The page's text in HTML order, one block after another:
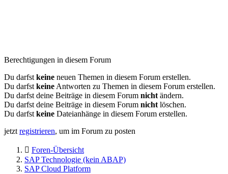
Berechtigungen in diesem Forum
Du darfst keine neuen Themen in diesem Forum erstellen.
Du darfst keine Antworten zu Themen in diesem Forum erstellen.
Du darfst deine Beiträge in diesem Forum nicht ändern.
Du darfst deine Beiträge in diesem Forum nicht löschen.
Du darfst keine Dateianhänge in diesem Forum erstellen.
jetzt registrieren, um im Forum zu posten
Foren-Übersicht
SAP Technologie (kein ABAP)
SAP Cloud Platform